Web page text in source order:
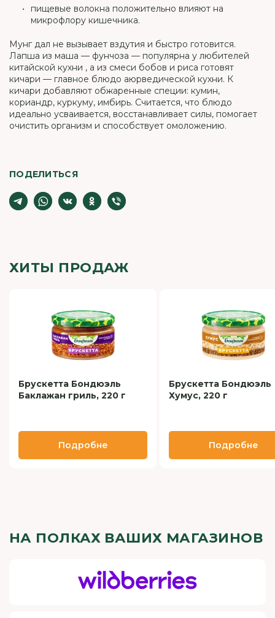
пищевые волокна положительно влияют на
микрофлору кишечника.
Мунг дал не вызывает вздутия и быстро готовится.
Лапша из маша — фунчоза — популярна у любителей
китайской кухни , а из смеси бобов и риса готовят
кичари — главное блюдо аюрведической кухни. К
кичари добавляют обжаренные специи: кумин,
кориандр, куркуму, имбирь. Считается, что блюдо
идеально усваивается, восстанавливает силы, помогает
очистить организм и способствует омоложению.
ПОДЕЛИТЬСЯ
ХИТЫ ПРОДАЖ
Брускетта Бондюэль
Баклажан гриль, 220 г
Подробне
Брускетта Бондюэль
Хумус, 220 г
Подробне
НА ПОЛКАХ ВАШИХ МАГАЗИНОВ